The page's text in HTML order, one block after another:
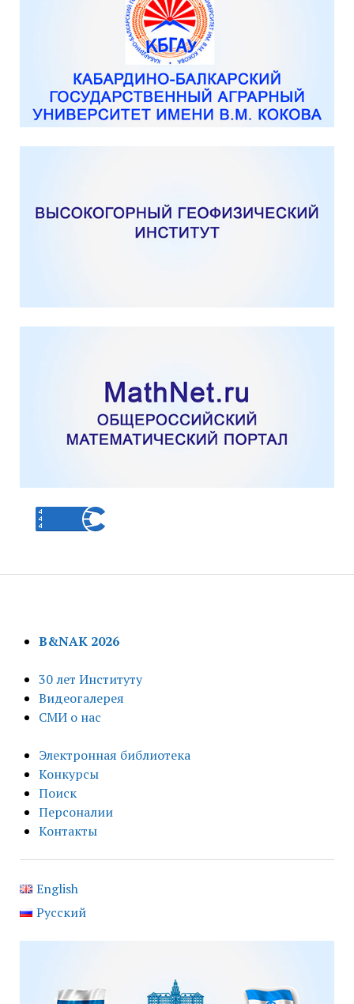
B&NAK 2026
30 лет Институту
Видеогалерея
СМИ о нас
Электронная библиотека
Конкурсы
Поиск
Персоналии
Контакты
English
Русский